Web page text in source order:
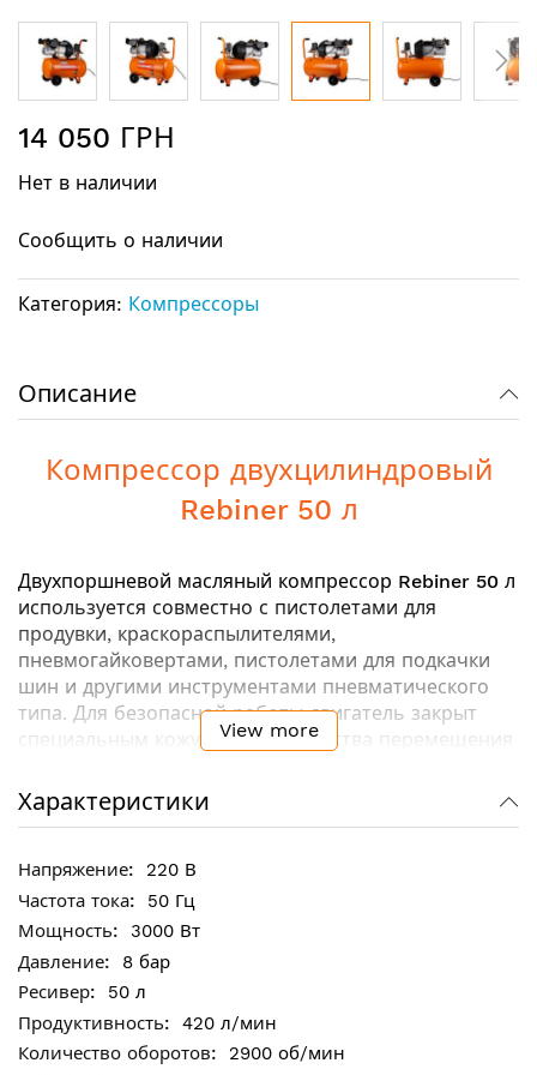
к
галереи
14 050 ГРН
Нет в наличии
Сообщить о наличии
Категория: Компрессоры
Описание
Компрессор двухцилиндровый
Rebiner 50 л
Двухпоршневой масляный компрессор Rebiner 50 л
используется совместно с пистолетами для
продувки, краскораспылителями,
пневмогайковертами, пистолетами для подкачки
шин и другими инструментами пневматического
типа. Для безопасной работы двигатель закрыт
специальным кожухом. Для удобства перемещения
колесами.
Ключевые особенности:
Ресивер имеет толстые стенки и изготовлен в
соответствии с европейскими стандартами
Медные трубки гарантируют эффективный
отвод тепла, повышая КПД компрессора
Два манометра позволяют контролировать
давление на входе и на выходе во время работы
компрессора
View more
Характеристики
220 В
50 Гц
3000 Вт
8 бар
50 л
420 л/мин
2900 об/мин